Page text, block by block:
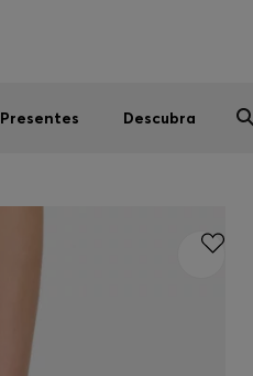
Presentes Descubra